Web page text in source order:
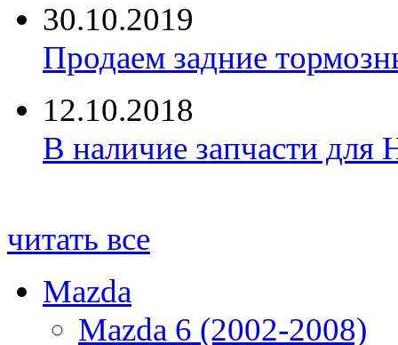
30.10.2019
Продаем задние
12.10.2018
В наличие запчасти для
читать все
Mazda
Mazda 6 (2002-2008)